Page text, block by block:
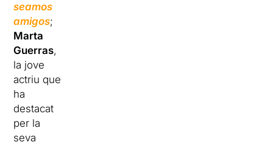
seamos
amigos;
Marta
Guerras,
la jove
actriu que
ha
destacat
per la
seva